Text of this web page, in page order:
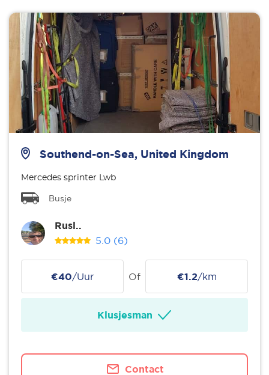
Southend-on-Sea, United Kingdom
Mercedes sprinter Lwb
Busje
Rusl..
5.0 (6)
€40/Uur Of €1.2/km
Klusjesman
Contact